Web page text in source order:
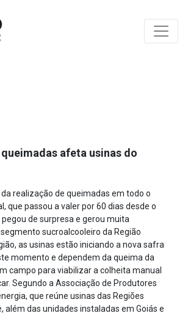
afeta usinas do
realização de queimadas em todo o
que passou a valer por 60 dias desde o
de surpresa e gerou muita
sucroalcooleiro da Região
as usinas estão iniciando a nova safra
momento e dependem da queima da
campo para viabilizar a colheita manual
Segundo a Associação de Produtores
que reúne usinas das Regiões
além das unidades instaladas em Goiás e